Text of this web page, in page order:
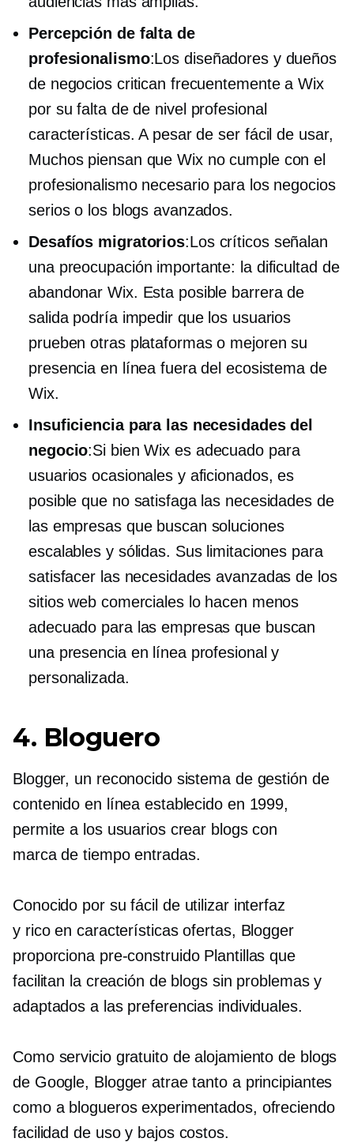
Percepción de falta de
profesionalismo:Los diseñadores y dueños
de negocios critican frecuentemente a Wix
por su falta dede nivel profesional
características. A pesar de ser fácil de usar,
Muchos piensan que Wix no cumple con el
profesionalismo necesario para los negocios
serios o los blogs avanzados.
Desafíos migratorios:Los críticos señalan
una preocupación importante: la dificultad de
abandonar Wix. Esta posible barrera de
salida podría impedir que los usuarios
prueben otras plataformas o mejoren su
presencia en línea fuera del ecosistema de
Wix.
Insuficiencia para las necesidades del
negocio:Si bien Wix es adecuado para
usuarios ocasionales y aficionados, es
posible que no satisfaga las necesidades de
las empresas que buscan soluciones
escalables y sólidas. Sus limitaciones para
satisfacer las necesidades avanzadas de los
sitios web comerciales lo hacen menos
adecuado para las empresas que buscan
una presencia en línea profesional y
personalizada.
4. Bloguero
Blogger, un reconocido sistema de gestión de
contenido en línea establecido en 1999,
permite a los usuarios crear blogs con
marca de tiempoentradas.
Conocido por sufácil de utilizarinterfaz
y rico en característicasofertas, Blogger
proporciona pre-construidoPlantillas que
facilitan la creación de blogs sin problemas y
adaptados a las preferencias individuales.
Como servicio gratuito de alojamiento de blogs
de Google, Blogger atrae tanto a principiantes
como a blogueros experimentados, ofreciendo
facilidad de usoy bajos costos.